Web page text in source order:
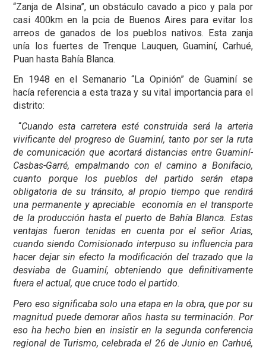
“Zanja de Alsina”, un obstáculo cavado a pico y pala por
casi 400km en la pcia de Buenos Aires para evitar los
arreos de ganados de los pueblos nativos. Esta zanja
unía los fuertes de Trenque Lauquen, Guaminí, Carhué,
Puan hasta Bahía Blanca.
En 1948 en el Semanario “La Opinión” de Guaminí se
hacía referencia a esta traza y su vital importancia para el
distrito:
“Cuando esta carretera esté construida será la arteria
vivificante del progreso de Guaminí, tanto por ser la ruta
de comunicación que acortará distancias entre Guaminí-
Casbas-Garré, empalmando con el camino a Bonifacio,
cuanto porque los pueblos del partido serán etapa
obligatoria de su tránsito, al propio tiempo que rendirá
una permanente y apreciable economía en el transporte
de la producción hasta el puerto de Bahía Blanca. Estas
ventajas fueron tenidas en cuenta por el señor Arias,
cuando siendo Comisionado interpuso su influencia para
hacer dejar sin efecto la modificación del trazado que la
desviaba de Guaminí, obteniendo que definitivamente
fuera el actual, que cruce todo el partido.
Pero eso significaba solo una etapa en la obra, que por su
magnitud puede demorar años hasta su terminación. Por
eso ha hecho bien en insistir en la segunda conferencia
regional de Turismo, celebrada el 26 de Junio en Carhué,